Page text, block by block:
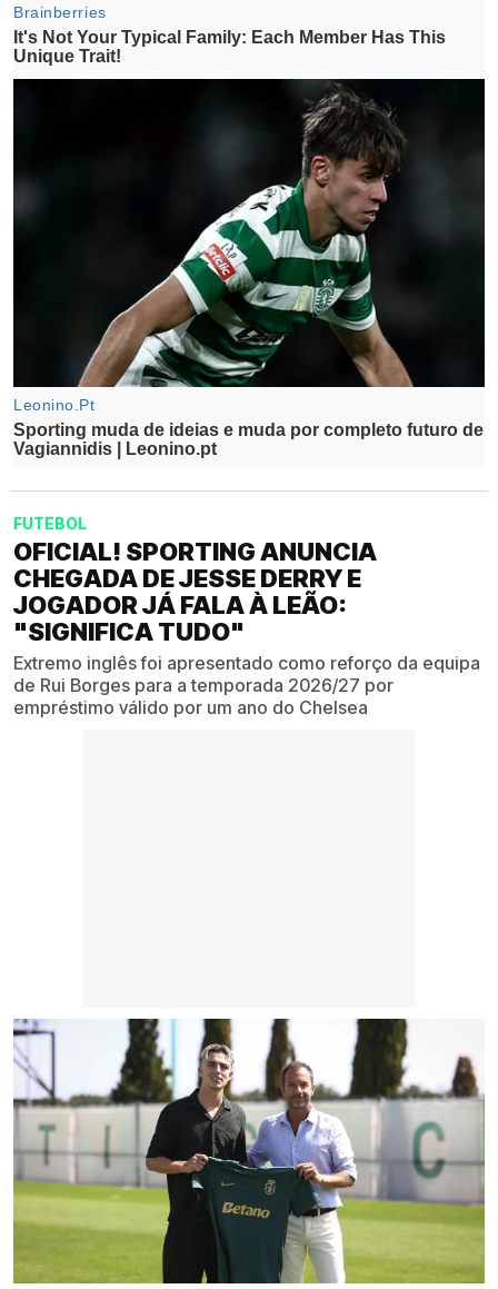
FUTEBOL
OFICIAL! SPORTING ANUNCIA
CHEGADA DE JESSE DERRY E
JOGADOR JÁ FALA À LEÃO:
"SIGNIFICA TUDO"
Extremo inglês foi apresentado como reforço da equipa
de Rui Borges para a temporada 2026/27 por
empréstimo válido por um ano do Chelsea